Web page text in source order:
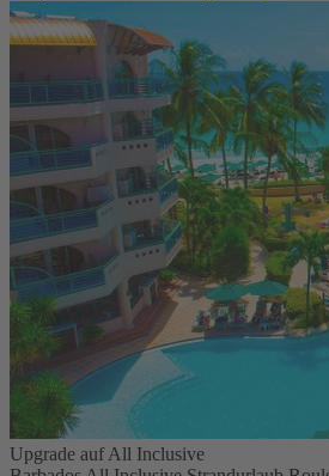
Upgrade auf All Inclusive